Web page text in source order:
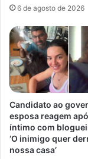
6 de agosto de 2026
Candidato ao
esposa reagem
íntimo com
‘O inimigo quer
nossa casa’